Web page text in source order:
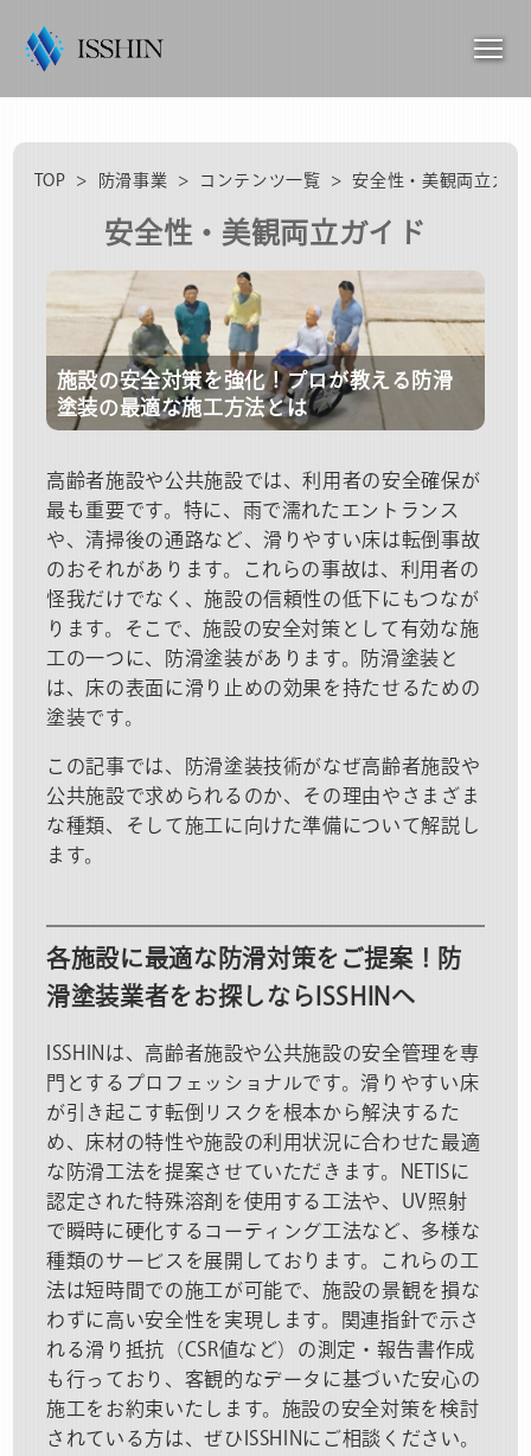
TOP > 防滑事業 > コンテンツ一覧 > 安全性・美観両立ガイ
安全性・美観両立ガイド
施設の安全対策を強化！プロが教える防滑
塗装の最適な施工方法とは
高齢者施設や公共施設では、利用者の安全確保が
最も重要です。特に、雨で濡れたエントランス
や、清掃後の通路など、滑りやすい床は転倒事故
のおそれがあります。これらの事故は、利用者の
怪我だけでなく、施設の信頼性の低下にもつなが
ります。そこで、施設の安全対策として有効な施
工の一つに、防滑塗装があります。防滑塗装と
は、床の表面に滑り止めの効果を持たせるための
塗装です。
この記事では、防滑塗装技術がなぜ高齢者施設や
公共施設で求められるのか、その理由やさまざま
な種類、そして施工に向けた準備について解説し
ます。
各施設に最適な防滑対策をご提案！防
滑塗装業者をお探しならISSHINへ
ISSHINは、高齢者施設や公共施設の安全管理を専
門とするプロフェッショナルです。滑りやすい床
が引き起こす転倒リスクを根本から解決するた
め、床材の特性や施設の利用状況に合わせた最適
な防滑工法を提案させていただきます。NETISに
認定された特殊溶剤を使用する工法や、UV照射
で瞬時に硬化するコーティング工法など、多様な
種類のサービスを展開しております。これらの工
法は短時間での施工が可能で、施設の景観を損な
わずに高い安全性を実現します。関連指針で示さ
れる滑り抵抗（CSR値など）の測定・報告書作成
も行っており、客観的なデータに基づいた安心の
施工をお約束いたします。施設の安全対策を検討
されている方は、ぜひISSHINにご相談ください。